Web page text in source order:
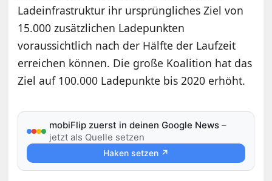
Ladeinfrastruktur ihr ursprüngliches Ziel von
15.000 zusätzlichen Ladepunkten
voraussichtlich nach der Hälfte der Laufzeit
erreichen können. Die große Koalition hat das
Ziel auf 100.000 Ladepunkte bis 2020 erhöht.
mobiFlip zuerst in deinen Google News –
jetzt als Quelle setzen
Haken setzen ↗